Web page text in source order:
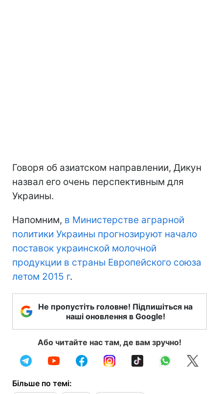
Говоря об азиатском направлении, Дикун
назвал его очень перспективным для
Украины.
Напомним, в Министерстве аграрной
политики Украины прогнозируют начало
поставок украинской молочной
продукции в страны Европейского союза
летом 2015 г.
Не пропустіть головне! Підпишіться на
наші оновлення в Google!
Або читайте нас там, де вам зручно!
Більше по темі: